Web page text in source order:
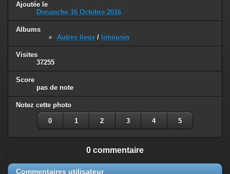
Ajoutée le
Dimanche 16 Octobre 2016
Albums
Autres lieux / limousin
Visites
37255
Score
pas de note
Notez cette photo
0 1 2 3 4 5
0 commentaire
Commentaires utilisateur